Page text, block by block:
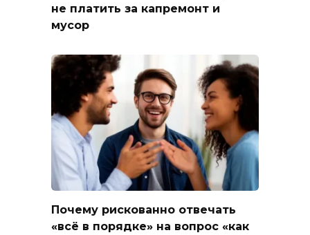
не платить за капремонт и
мусор
Почему рискованно отвечать
«всё в порядке» на вопрос «как